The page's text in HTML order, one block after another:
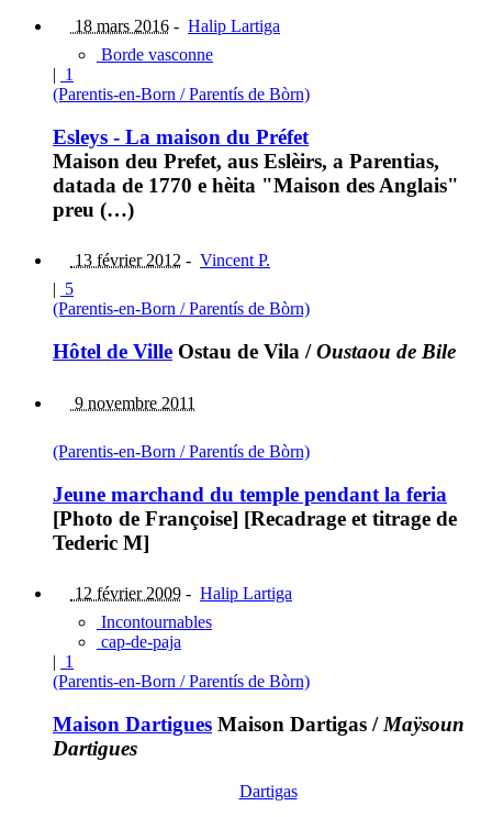
18 mars 2016 - Halip Lartiga
Borde vasconne
| 1
(Parentis-en-Born / Parentís de Bòrn)
Esleys - La maison du Préfet
Maison deu Prefet, aus Eslèirs, a Parentias,
datada de 1770 e hèita "Maison des Anglais"
preu (…)
13 février 2012 - Vincent P.
| 5
(Parentis-en-Born / Parentís de Bòrn)
Hôtel de Ville Ostau de Vila /Oustaou de Bile
9 novembre 2011
(Parentis-en-Born / Parentís de Bòrn)
Jeune marchand du temple pendant la feria
[Photo de Françoise] [Recadrage et titrage de
Tederic M]
12 février 2009 - Halip Lartiga
Incontournables
cap-de-paja
| 1
(Parentis-en-Born / Parentís de Bòrn)
Maison Dartigues Maison Dartigas / Maÿsoun
Dartigues
Dartigas